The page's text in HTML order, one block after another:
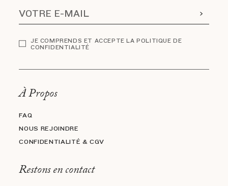
JE COMPRENDS ET ACCEPTE LA POLITIQUE DE
CONFIDENTIALITÉ
À Propos
FAQ
NOUS REJOINDRE
CONFIDENTIALITÉ & CGV
Restons en contact